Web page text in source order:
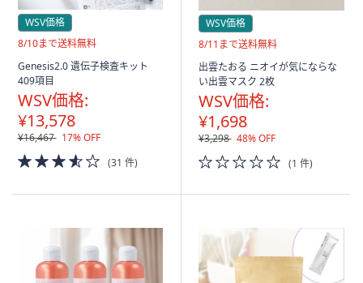
WSV価格
送
無
料
8/10まで送料無料
Genesis2.0 遺伝子検査キット
409項目
WSV価格:
¥13,578
¥16,467 17% OFF
3.5
of
(31 件)
WSV価格
送
無
料
8/11まで送料無料
出雲たおる ニオイが気にならな
い出雲マスク 2枚
WSV価格:
¥1,698
¥3,298 48% OFF
0.0
of
(1 件)